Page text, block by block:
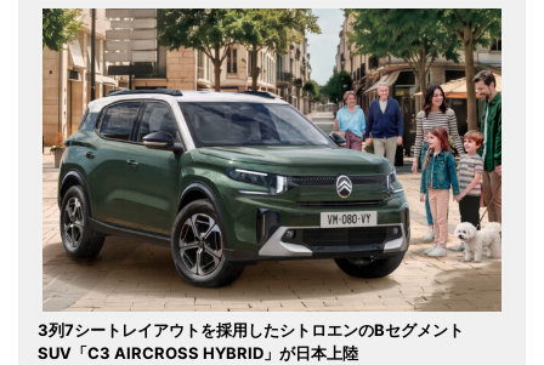
3列7シートレイアウトを採用したシトロエンのBセグメント
SUV「C3 AIRCROSS HYBRID」が日本上陸